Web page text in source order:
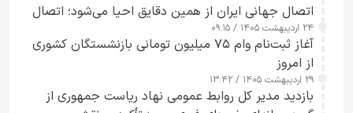
اتصال جهانی ایران از همین دقایق احیا می‌شود؛ اتصال
کامل مردم تا ۲۴ ساعت آینده
۲۴ اردیبهشت ۱۴۰۵ / ۰۹:۱۵
آغاز ثبت‌نام وام ۷۵ میلیون تومانی بازنشستگان کشوری
از امروز
۲۹ اردیبهشت ۱۴۰۵ / ۱۳:۴۲
بازدید مدیر کل روابط عمومی نهاد ریاست جمهوری از